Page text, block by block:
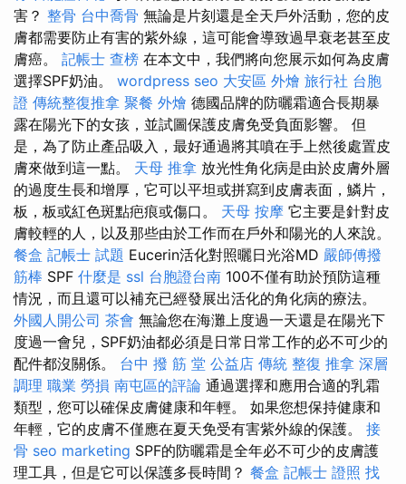
害？ 整骨 台中喬骨 無論是片刻還是全天戶外活動，您的皮
膚都需要防止有害的紫外線，這可能會導致過早衰老甚至皮
膚癌。 記帳士 查榜 在本文中，我們將向您展示如何為皮膚
選擇SPF奶油。 wordpress seo 大安區 外燴 旅行社 台胞
證 傳統整復推拿 聚餐 外燴 德國品牌的防曬霜適合長期暴
露在陽光下的女孩，並試圖保護皮膚免受負面影響。 但
是，為了防止產品吸入，最好通過將其噴在手上然後處置皮
膚來做到這一點。 天母 推拿 放光性角化病是由於皮膚外層
的過度生長和增厚，它可以平坦或拼寫到皮膚表面，鱗片，
板，板或紅色斑點疤痕或傷口。 天母 按摩 它主要是針對皮
膚較輕的人，以及那些由於工作而在戶外和陽光的人來說。
餐盒 記帳士 試題 Eucerin活化對照曬日光浴MD 嚴師傅撥
筋棒 SPF 什麼是 ssl 台胞證台南 100不僅有助於預防這種
情況，而且還可以補充已經發展出活化的角化病的療法。
外國人開公司 茶會 無論您在海灘上度過一天還是在陽光下
度過一會兒，SPF奶油都必須是日常日常工作的必不可少的
配件都沒關係。 台中 撥 筋 堂 公益店 傳統 整復 推拿 深層
調理 職業 勞損 南屯區的評論 通過選擇和應用合適的乳霜
類型，您可以確保皮膚健康和年輕。 如果您想保持健康和
年輕，它的皮膚不僅應在夏天免受有害紫外線的保護。 接
骨 seo marketing SPF的防曬霜是全年必不可少的皮膚護
理工具，但是它可以保護多長時間？ 餐盒 記帳士 證照 找